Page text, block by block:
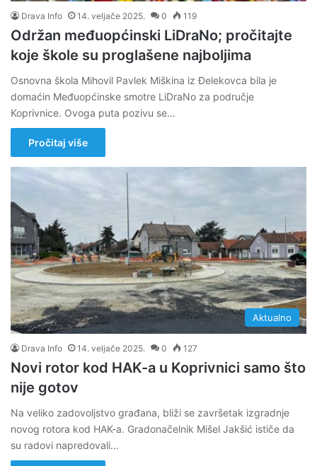
Drava Info 14. veljače 2025. 0 119
Održan međuopćinski LiDraNo; pročitajte
koje škole su proglašene najboljima
Osnovna škola Mihovil Pavlek Miškina iz Đelekovca bila je
domaćin Međuopćinske smotre LiDraNo za područje
Koprivnice. Ovoga puta pozivu se…
Pročitaj više
Aktualno
Drava Info 14. veljače 2025. 0 127
Novi rotor kod HAK-a u Koprivnici samo što
nije gotov
Na veliko zadovoljstvo građana, bliži se završetak izgradnje
novog rotora kod HAK-a. Gradonačelnik Mišel Jakšić ističe da
su radovi napredovali…